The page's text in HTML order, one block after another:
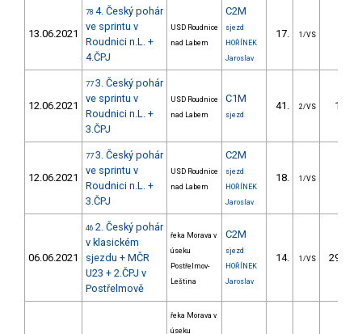
13.06.2021
78 4. Český pohár
ve sprintu v
Roudnici n.L. +
4.ČPJ
USD Roudnice
nad Labem
C2M
sjezd
HOŘÍNEK
Jaroslav
17. 1/VS
12.06.2021
77 3. Český pohár
ve sprintu v
Roudnici n.L. +
3.ČPJ
USD Roudnice
nad Labem
C1M
sjezd
41. 2/VS 10.91
12.06.2021
77 3. Český pohár
ve sprintu v
Roudnici n.L. +
3.ČPJ
USD Roudnice
nad Labem
C2M
sjezd
HOŘÍNEK
Jaroslav
18. 1/VS
06.06.2021
46 2. Český pohár
v klasickém
sjezdu + MČR
U23 + 2.ČPJ v
Postřelmově
řeka Morava v
úseku
Postřelmov-
Leština
C2M
sjezd
HOŘÍNEK
Jaroslav
14. 1/VS 295.65
řeka Morava v
úseku